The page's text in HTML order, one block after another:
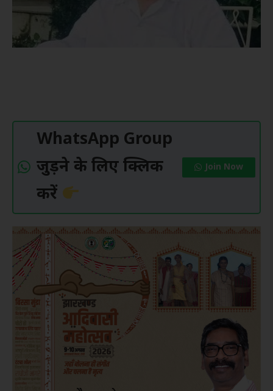
WhatsApp Group
जुड़ने के लिए क्लिक
करें
Join Now